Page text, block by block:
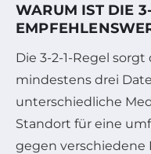
WARUM IST DIE
Die 3-2-1-Regel
mindestens drei
unterschiedliche
Standort für eine
gegen verschiedene